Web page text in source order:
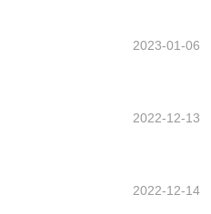
2023-01-06
2022-12-13
2022-12-14